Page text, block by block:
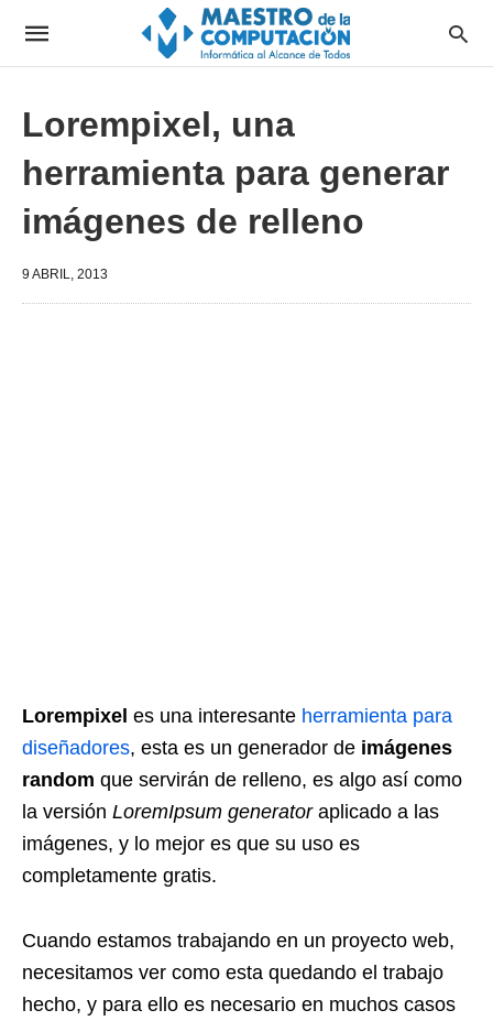
Lorempixel, una
herramienta para generar
imágenes de relleno
9 ABRIL, 2013
Lorempixel es una interesante herramienta para
diseñadores, esta es un generador de imágenes
random que servirán de relleno, es algo así como
la versión LoremIpsum generatoraplicado a las
imágenes, y lo mejor es que su uso es
completamente gratis.
Cuando estamos trabajando en un proyecto web,
necesitamos ver como esta quedando el trabajo
hecho, y para ello es necesario en muchos casos